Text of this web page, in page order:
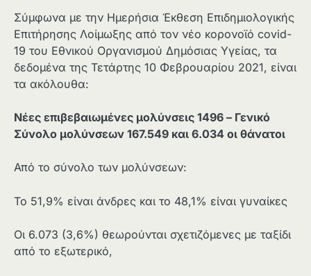
Σύμφωνα με την Ημερήσια Έκθεση Επιδημιολογικής
Επιτήρησης Λοίμωξης από τον νέο κορονοϊό covid-
19 του Εθνικού Οργανισμού Δημόσιας Υγείας, τα
δεδομένα της Τετάρτης 10 Φεβρουαρίου 2021, είναι
τα ακόλουθα:
Νέες επιβεβαιωμένες μολύνσεις 1496 – Γενικό
Σύνολο μολύνσεων 167.549 και 6.034 οι θάνατοι
Από το σύνολο των μολύνσεων:
Το 51,9% είναι άνδρες και το 48,1% είναι γυναίκες
Οι 6.073 (3,6%) θεωρούνται σχετιζόμενες με ταξίδι
από το εξωτερικό,